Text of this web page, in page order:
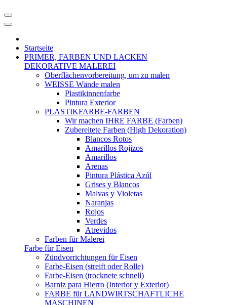
Startseite
PRIMER, FARBEN UND LACKEN
DEKORATIVE MALEREI
Oberflächenvorbereitung, um zu malen
WEISSE Wände malen
Plastikinnenfarbe
Pintura Exterior
PLASTIKFARBE-FARBEN
Wir machen IHRE FARBE (Farben)
Zubereitete Farben (High Dekoration)
Blancos Rotos
Amarillos Rojizos
Amarillos
Arenas
Pintura Plástica Azúl
Grises y Blancos
Malvas y Violetas
Naranjas
Rojos
Verdes
Atrevidos
Farben für Malerei
Farbe für Eisen
Zündvorrichtungen für Eisen
Farbe-Eisen (streift oder Rolle)
Farbe-Eisen (trocknete schnell)
Barniz para Hierro (Interior y Exterior)
FARBE für LANDWIRTSCHAFTLICHE
MASCHINEN